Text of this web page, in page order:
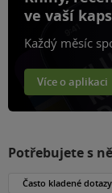
ve vaší
Každý měsíc
Více o aplikaci
Potřebujete s
Často kladené dotazy